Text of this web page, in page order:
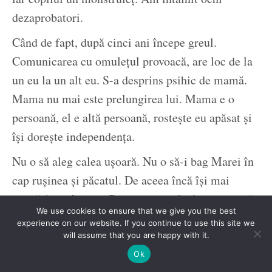
dezaprobatori.
Când de fapt, după cinci ani începe greul.
Comunicarea cu omulețul provoacă, are loc de la
un eu la un alt eu. S-a desprins psihic de mamă.
Mama nu mai este prelungirea lui. Mama e o
persoană, el e altă persoană, rostește eu apăsat și
își dorește independența.
Nu o să aleg calea ușoară. Nu o să-i bag Marei în
cap rușinea și păcatul. De aceea încă își mai
ridică fusta în cap. Cunoaște reguli, funcționează
după ele, dar cu lipsa pedepsei. Absența unei
nenorociri abătute asupra păcătosului încetinește
We use cookies to ensure that we give you the best
experience on our website. If you continue to use this site we
will assume that you are happy with it.
Ok